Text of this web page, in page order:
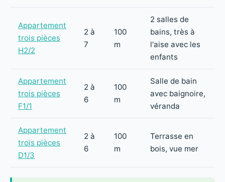
Appartement
trois pièces
H2/2
2 à
7
100
m
2 salles de
bains, très à
l'aise avec les
enfants
Appartement
trois pièces
F1/1
2 à
6
100
m
Salle de bain
avec baignoire,
véranda
Appartement
trois pièces
D1/3
2 à
6
100
m
Terrasse en
bois, vue mer